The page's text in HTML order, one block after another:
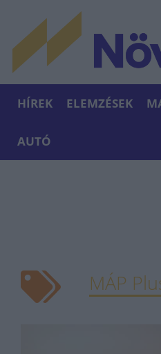
HÍREK ELEMZÉSEK
AUTÓ
MÁP